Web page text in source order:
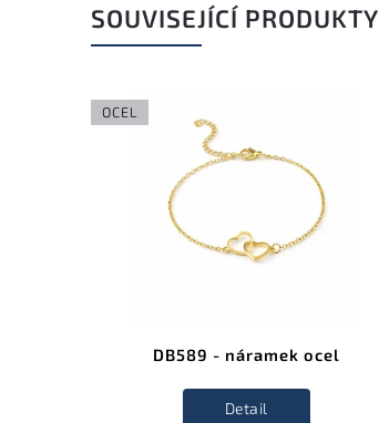
SOUVISEJÍCÍ PRODUKTY
OCEL
DB589 - náramek ocel
Detail